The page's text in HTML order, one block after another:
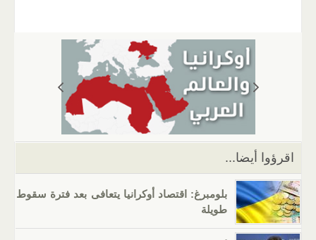
k
er
e
dI
n
g
er
gr
a
m
s
A
p
اقرؤوا أيضا...
بلومبرغ: اقتصاد أوكرانيا يتعافى بعد فترة سقوط
طويلة